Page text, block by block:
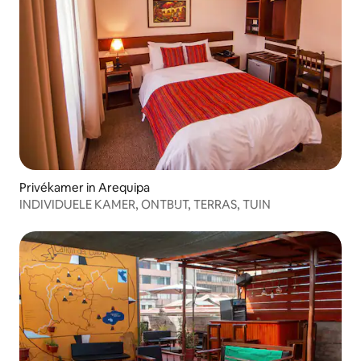
Privékamer in Arequipa
INDIVIDUELE KAMER, ONTBIJT, TERRAS, TUIN